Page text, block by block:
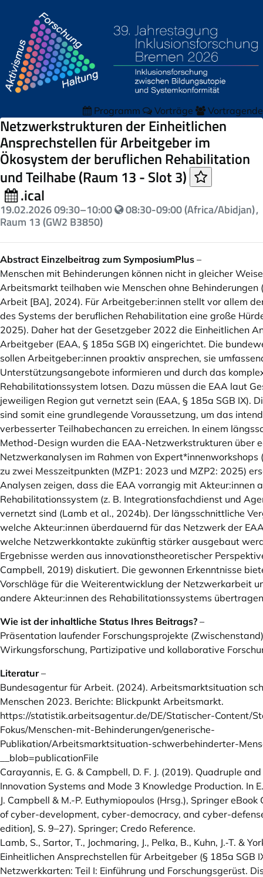
Programm Vorträge Vortragende
Netzwerkstrukturen der Einheitlichen
Ansprechstellen für Arbeitgeber im
Ökosystem der beruflichen Rehabilitation
und Teilhabe (Raum 13 - Slot 3)
.ical
19.02.202609:30–10:00 08:30-09:00 (Africa/Abidjan),
Raum 13 (GW2 B3850)
Abstract Einzelbeitrag zum SymposiumPlus –
Menschen mit Behinderungen können nicht in gleicher
Arbeitsmarkt teilhaben wie Menschen ohne Behinderungen
Arbeit [BA], 2024). Für Arbeitgeber:innen stellt vor allem
des Systems der beruflichen Rehabilitation eine große
2025). Daher hat der Gesetzgeber 2022 die Einheitlichen
Arbeitgeber (EAA, § 185a SGB IX) eingerichtet. Die
sollen Arbeitgeber:innen proaktiv ansprechen, sie
Unterstützungsangebote informieren und durch das
Rehabilitationssystem lotsen. Dazu müssen die EAA laut
jeweiligen Region gut vernetzt sein (EAA, § 185a SGB IX).
sind somit eine grundlegende Voraussetzung, um das
verbesserter Teilhabechancen zu erreichen. In einem
Method-Design wurden die EAA-Netzwerkstrukturen über
Netzwerkanalysen im Rahmen von
zu zwei Messzeitpunkten (MZP1: 2023 und MZP2: 2025)
Analysen zeigen, dass die EAA vorrangig mit Akteur:innen
Rehabilitationssystem (z. B. Integrationsfachdienst und
vernetzt sind (Lamb et al., 2024b). Der längsschnittliche
welche Akteur:innen überdauernd für das Netzwerk der
welche Netzwerkkontakte zukünftig stärker ausgebaut
Ergebnisse werden aus innovationstheoretischer
Campbell, 2019) diskutiert. Die gewonnen Erkenntnisse
Vorschläge für die Weiterentwicklung der Netzwerkarbeit
andere Akteur:innen des Rehabilitationssystems
Wie ist der inhaltliche Status Ihres Beitrags? –
Präsentation laufender Forschungsprojekte
Wirkungsforschung, Partizipative und kollaborative
Literatur –
Bundesagentur für Arbeit. (2024). Arbeitsmarktsituation
Menschen 2023. Berichte: Blickpunkt Arbeitsmarkt.
https://statistik.arbeitsagentur.de/DE/Statischer-Content/
Fokus/Menschen-mit-Behinderungen/generische-
Publikation/Arbeitsmarktsituation-schwerbehinderter-
__blob=publicationFile
Carayannis, E. G. & Campbell, D. F. J. (2019). Quadruple
Innovation Systems and Mode 3 Knowledge Production. In
J. Campbell & M.-P. Euthymiopoulos (Hrsg.), Springer
of cyber-development, cyber-democracy, and cyber-
edition], S. 9–27). Springer; Credo Reference.
Lamb, S., Sartor, T., Jochmaring, J., Pelka, B., Kuhn, J.‑T. &
Einheitlichen Ansprechstellen für Arbeitgeber (§ 185a SGB
Netzwerkkarten: Teil I: Einführung und Forschungsgerüst.